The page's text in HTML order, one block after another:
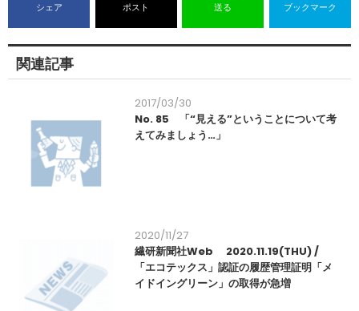
シェア ポスト 送る ブックマーク
関連記事
2017/03/30
No. 85 「“見える”ということについて考
えてみましょう…」
2020/11/27
繊研新聞社Web 2020.11.19(THU) /
「エコテックス」認証の履歴管理証明「メ
イドイングリーン」の取得が急増